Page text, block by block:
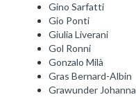
Gino Sarfatti
Gio Ponti
Giulia Liverani
Gol Ronni
Gonzalo Milà
Gras Bernard-Albin
Grawunder Johanna